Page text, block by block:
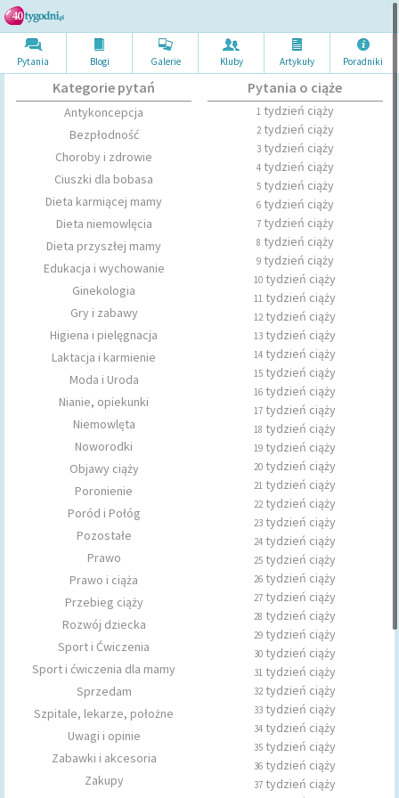
Pytania Blogi Galerie Kluby Artykuły Poradniki
Kategorie pytań
Antykoncepcja
Bezpłodność
Choroby i zdrowie
Ciuszki dla bobasa
Dieta karmiącej mamy
Dieta niemowlęcia
Dieta przyszłej mamy
Edukacja i wychowanie
Ginekologia
Gry i zabawy
Higiena i pielęgnacja
Laktacja i karmienie
Moda i Uroda
Nianie, opiekunki
Niemowlęta
Noworodki
Objawy ciąży
Poronienie
Poród i Połóg
Pozostałe
Prawo
Prawo i ciąża
Przebieg ciąży
Rozwój dziecka
Sport i Ćwiczenia
Sport i ćwiczenia dla mamy
Sprzedam
Szpitale, lekarze, położne
Uwagi i opinie
Zabawki i akcesoria
Zakupy
Pytania o ciąże
1tydzień ciąży
2tydzień ciąży
3tydzień ciąży
4tydzień ciąży
5tydzień ciąży
6tydzień ciąży
7tydzień ciąży
8 tydzień ciąży
9tydzień ciąży
10 tydzień ciąży
11 tydzień ciąży
12tydzień ciąży
13 tydzień ciąży
14 tydzień ciąży
15 tydzień ciąży
16 tydzień ciąży
17 tydzień ciąży
18 tydzień ciąży
19 tydzień ciąży
20 tydzień ciąży
21 tydzień ciąży
22tydzień ciąży
23 tydzień ciąży
24 tydzień ciąży
25 tydzień ciąży
26 tydzień ciąży
27 tydzień ciąży
28 tydzień ciąży
29 tydzień ciąży
30 tydzień ciąży
31 tydzień ciąży
32tydzień ciąży
33 tydzień ciąży
34 tydzień ciąży
35 tydzień ciąży
36 tydzień ciąży
37 tydzień ciąży